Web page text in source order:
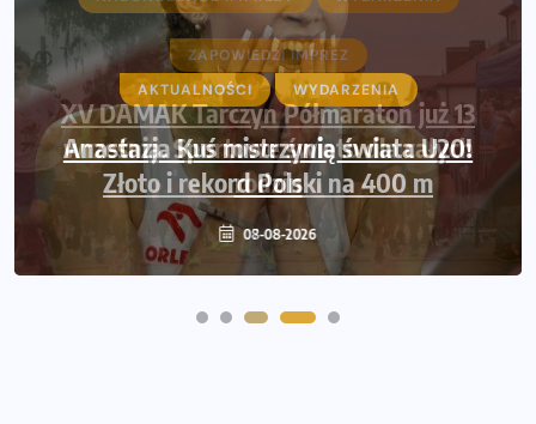
ZAPOWIEDZI IMPREZ
XV DAMAK Tarczyn Półmaraton już 13
września. Sportowe święto dla całych
rodzin
07-08-2026